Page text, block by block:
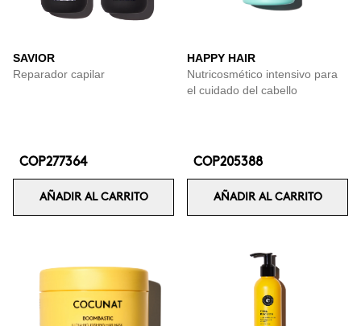
SAVIOR
Reparador capilar
COP277364
AÑADIR AL CARRITO
HAPPY HAIR
Nutricosmético intensivo para
el cuidado del cabello
COP205388
AÑADIR AL CARRITO